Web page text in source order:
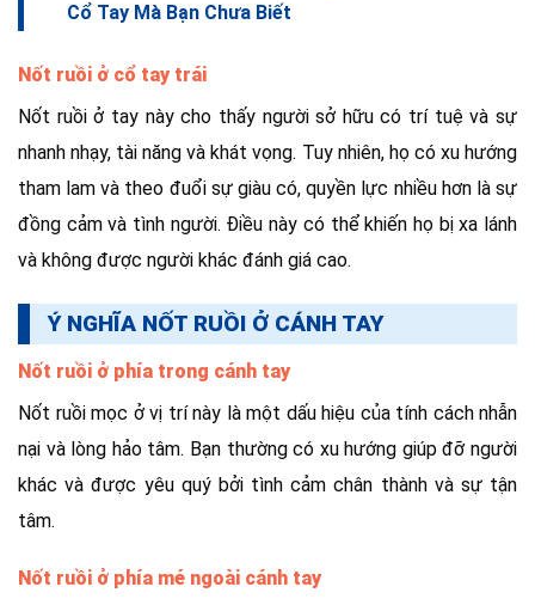
Cổ Tay Mà Bạn Chưa Biết
Nốt ruồi ở cổ tay trái
Nốt ruồi ở tay này cho thấy người sở hữu có trí tuệ và sự
nhanh nhạy, tài năng và khát vọng. Tuy nhiên, họ có xu hướng
tham lam và theo đuổi sự giàu có, quyền lực nhiều hơn là sự
đồng cảm và tình người. Điều này có thể khiến họ bị xa lánh
và không được người khác đánh giá cao.
Ý NGHĨA NỐT RUỒI Ở CÁNH TAY
Nốt ruồi ở phía trong cánh tay
Nốt ruồi mọc ở vị trí này là một dấu hiệu của tính cách nhẫn
nại và lòng hảo tâm. Bạn thường có xu hướng giúp đỡ người
khác và được yêu quý bởi tình cảm chân thành và sự tận
tâm.
Nốt ruồi ở phía mé ngoài cánh tay